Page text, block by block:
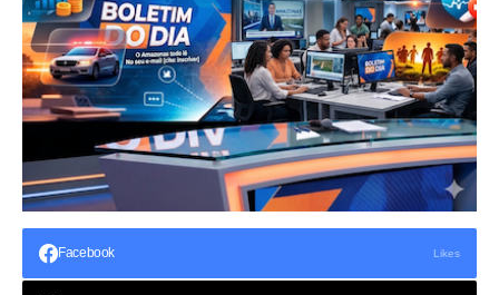
Facebook Likes